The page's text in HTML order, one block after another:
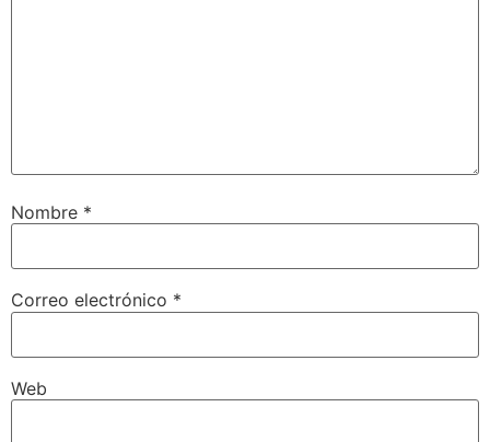
Nombre *
Correo electrónico *
Web